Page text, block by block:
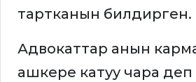
тартканын билдирген.
Адвокаттар анын
ашкере катуу чара